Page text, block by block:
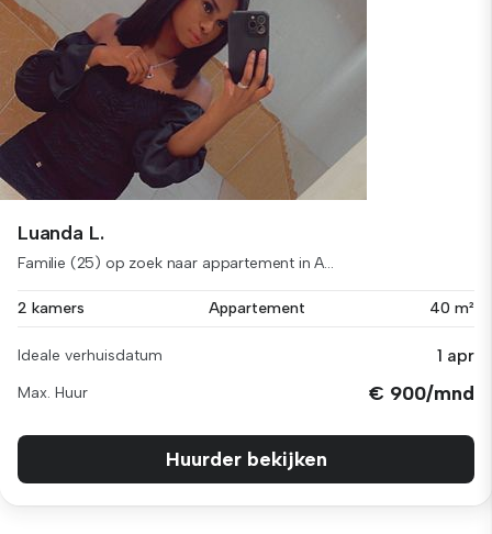
Luanda L.
Familie (25) op zoek naar appartement in A...
2 kamers Appartement 40 m²
Ideale verhuisdatum 1 apr
Max. Huur € 900/mnd
Huurder bekijken